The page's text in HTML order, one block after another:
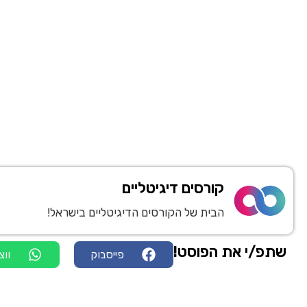
קורסים דיגיטליים
הבית של הקורסים הדיגיטליים בישראל!
שתפ/י את הפוסט! פייסבוק